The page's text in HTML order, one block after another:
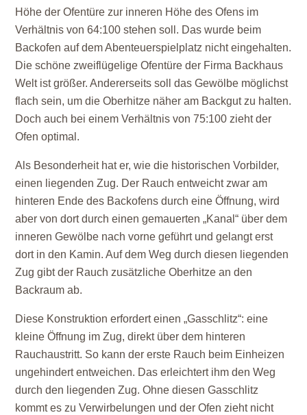
Höhe der Ofentüre zur inneren Höhe des Ofens im
Verhältnis von 64:100 stehen soll. Das wurde beim
Backofen auf dem Abenteuerspielplatz nicht eingehalten.
Die schöne zweiflügelige Ofentüre der Firma Backhaus
Welt ist größer. Andererseits soll das Gewölbe möglichst
flach sein, um die Oberhitze näher am Backgut zu halten.
Doch auch bei einem Verhältnis von 75:100 zieht der
Ofen optimal.
Als Besonderheit hat er, wie die historischen Vorbilder,
einen liegenden Zug. Der Rauch entweicht zwar am
hinteren Ende des Backofens durch eine Öffnung, wird
aber von dort durch einen gemauerten „Kanal“ über dem
inneren Gewölbe nach vorne geführt und gelangt erst
dort in den Kamin. Auf dem Weg durch diesen liegenden
Zug gibt der Rauch zusätzliche Oberhitze an den
Backraum ab.
Diese Konstruktion erfordert einen „Gasschlitz“: eine
kleine Öffnung im Zug, direkt über dem hinteren
Rauchaustritt. So kann der erste Rauch beim Einheizen
ungehindert entweichen. Das erleichtert ihm den Weg
durch den liegenden Zug. Ohne diesen Gasschlitz
kommt es zu Verwirbelungen und der Ofen zieht nicht